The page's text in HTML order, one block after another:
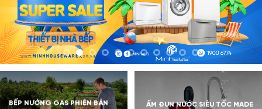
BẾP NƯỚNG GAS PHIÊN BẢN
ẤM ĐUN NƯỚC SIÊU TỐC MADE